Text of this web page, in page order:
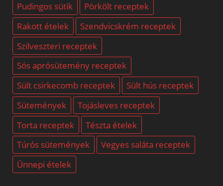
Pudingos sütik
Pörkölt receptek
Rakott ételek
Szendvicskrém receptek
Szilveszteri receptek
Sós aprósütemény receptek
Sült csirkecomb receptek
Sült hús receptek
Sütemények
Tojásleves receptek
Torta receptek
Tészta ételek
Túrós sütemények
Vegyes saláta receptek
Ünnepi ételek